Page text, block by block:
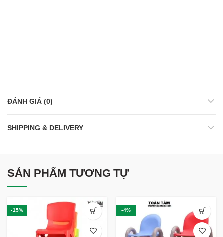
ĐÁNH GIÁ (0)
SHIPPING & DELIVERY
SẢN PHẨM TƯƠNG TỰ
-15% -4%